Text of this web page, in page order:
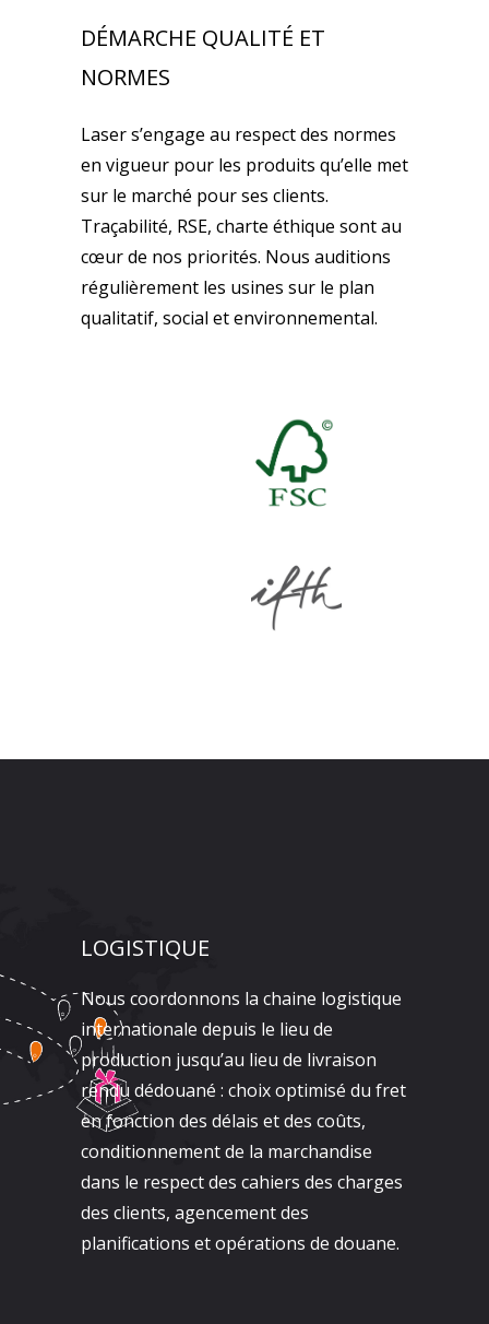
DÉMARCHE QUALITÉ ET
NORMES
Laser s’engage au respect des normes
en vigueur pour les produits qu’elle met
sur le marché pour ses clients.
Traçabilité, RSE, charte éthique sont au
cœur de nos priorités. Nous auditions
régulièrement les usines sur le plan
qualitatif, social et environnemental.
LOGISTIQUE
Nous coordonnons la chaine logistique
internationale depuis le lieu de
production jusqu’au lieu de livraison
rendu dédouané : choix optimisé du fret
en fonction des délais et des coûts,
conditionnement de la marchandise
dans le respect des cahiers des charges
des clients, agencement des
planifications et opérations de douane.